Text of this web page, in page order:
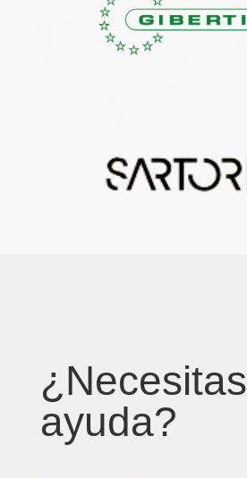
¿Necesitas
ayuda?